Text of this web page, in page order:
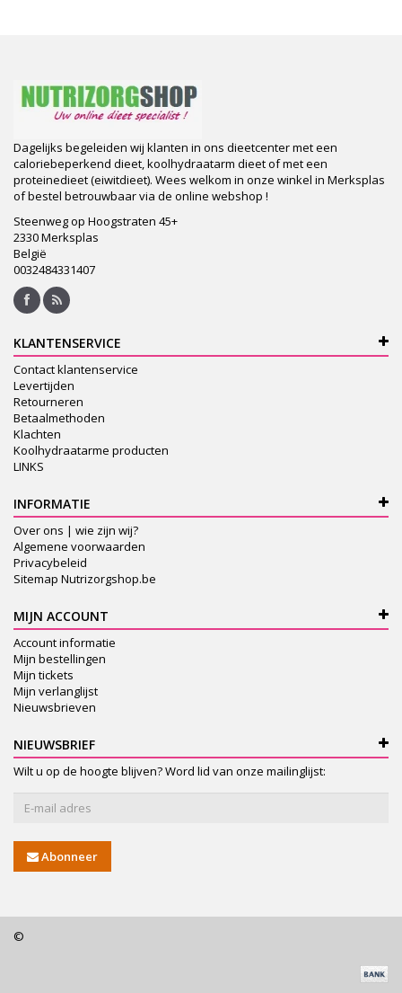
Dagelijks begeleiden wij klanten in ons dieetcenter met een
caloriebeperkend dieet, koolhydraatarm dieet of met een
proteinedieet (eiwitdieet). Wees welkom in onze winkel in Merksplas
of bestel betrouwbaar via de online webshop !
Steenweg op Hoogstraten 45+
2330 Merksplas
België
0032484331407
KLANTENSERVICE
Contact klantenservice
Levertijden
Retourneren
Betaalmethoden
Klachten
Koolhydraatarme producten
LINKS
INFORMATIE
Over ons | wie zijn wij?
Algemene voorwaarden
Privacybeleid
Sitemap Nutrizorgshop.be
MIJN ACCOUNT
Account informatie
Mijn bestellingen
Mijn tickets
Mijn verlanglijst
Nieuwsbrieven
NIEUWSBRIEF
Wilt u op de hoogte blijven? Word lid van onze mailinglijst:
Abonneer
©